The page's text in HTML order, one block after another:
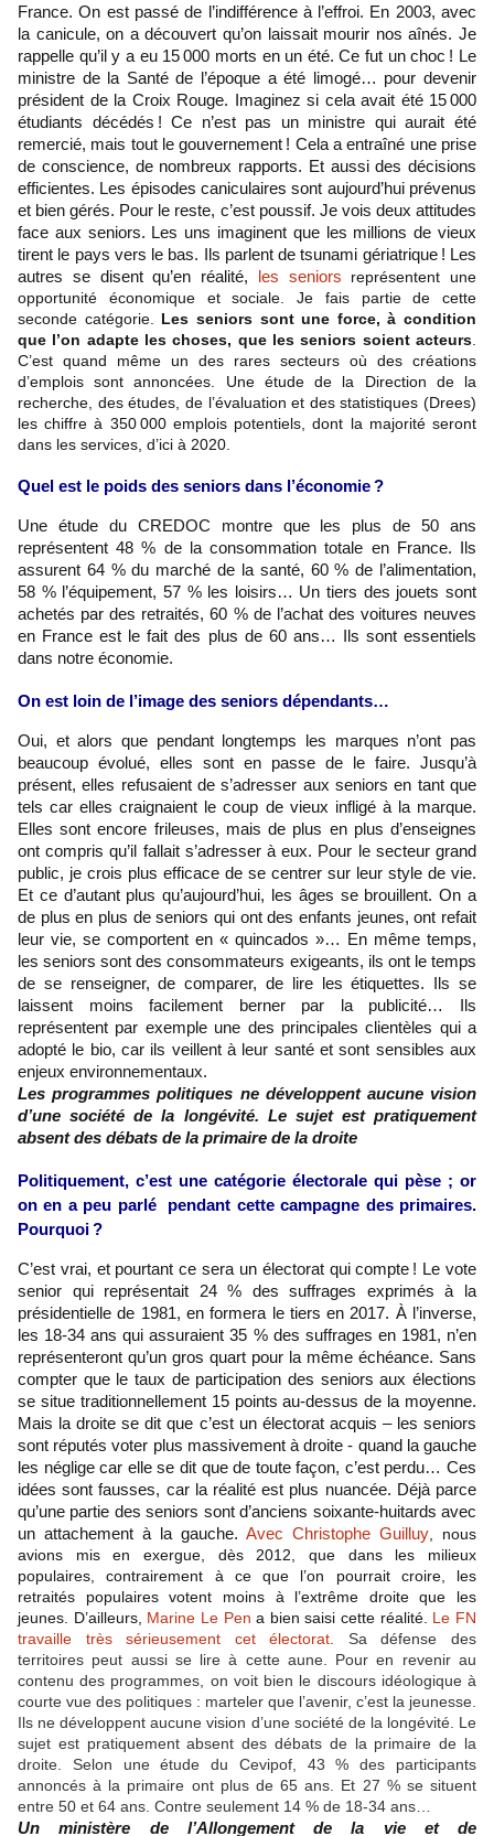
France. On est passé de l’indifférence à l’effroi. En 2003, avec
la canicule, on a découvert qu’on laissait mourir nos aînés. Je
rappelle qu’il y a eu 15 000 morts en un été. Ce fut un choc ! Le
ministre de la Santé de l’époque a été limogé… pour devenir
président de la Croix Rouge. Imaginez si cela avait été 15 000
étudiants décédés ! Ce n’est pas un ministre qui aurait été
remercié, mais tout le gouvernement ! Cela a entraîné une prise
de conscience, de nombreux rapports. Et aussi des décisions
efficientes. Les épisodes caniculaires sont aujourd’hui prévenus
et bien gérés. Pour le reste, c’est poussif. Je vois deux attitudes
face aux seniors. Les uns imaginent que les millions de vieux
tirent le pays vers le bas. Ils parlent de tsunami gériatrique ! Les
autres se disent qu’en réalité,
les seniors
représentent une
opportunité économique et sociale. Je fais partie de cette
seconde catégorie. Les seniors sont une force, à condition
que l’on adapte les choses, que les seniors soient acteurs
C’est quand même un des rares secteurs où des créations
d’emplois sont annoncées. Une étude de la Direction de la
recherche, des études, de l’évaluation et des statistiques (Drees)
les chiffre à 350 000 emplois potentiels, dont la majorité seront
dans les services, d’ici à 2020
Quel est le poids des seniors dans l’économie ?
Une étude du CREDOC montre que les plus de 50 ans
représentent 48 % de la consommation totale en France. Ils
assurent 64 % du marché de la santé, 60 % de l’alimentation,
58 % l’équipement, 57 % les loisirs… Un tiers des jouets sont
achetés par des retraités, 60 % de l’achat des voitures neuves
en France est le fait des plus de 60 ans… Ils sont essentiels
dans notre économie.
On est loin de l’image des seniors dépendants…
Oui, et alors que pendant longtemps les marques n’ont pas
beaucoup évolué, elles sont en passe de le faire. Jusqu’à
présent, elles refusaient de s’adresser aux seniors en tant que
tels car elles craignaient le coup de vieux infligé à la marque.
Elles sont encore frileuses, mais de plus en plus d’enseignes
ont compris qu’il fallait s’adresser à eux. Pour le secteur grand
public, je crois plus efficace de se centrer sur leur style de vie.
Et ce d’autant plus qu’aujourd’hui, les âges se brouillent. On a
de plus en plus de seniors qui ont des enfants jeunes, ont refait
leur vie, se comportent en « quincados »… En même temps,
les seniors sont des consommateurs exigeants, ils ont le temps
de se renseigner, de comparer, de lire les étiquettes. Ils se
laissent moins facilement berner par la publicité… Ils
représentent par exemple une des principales clientèles qui a
adopté le bio, car ils veillent à leur santé et sont sensibles aux
enjeux environnementaux.
Les programmes politiques ne développent aucune vision
d’une société de la longévité. Le sujet est pratiquement
absent des débats de la primaire de la droite
Politiquement, c’est une catégorie électorale qui pèse ; or
on en a peu parlé pendant cette campagne des primaires.
Pourquoi ?
C’est vrai, et pourtant ce sera un électorat qui compte ! Le vote
senior qui représentait 24 % des suffrages exprimés à la
présidentielle de 1981, en formera le tiers en 2017. À l’inverse,
les 18-34 ans qui assuraient 35 % des suffrages en 1981, n’en
représenteront qu’un gros quart pour la même échéance. Sans
compter que le taux de participation des seniors aux élections
se situe traditionnellement 15 points au-dessus de la moyenne.
Mais la droite se dit que c’est un électorat acquis – les seniors
sont réputés voter plus massivement à droite - quand la gauche
les néglige car elle se dit que de toute façon, c’est perdu… Ces
idées sont fausses, car la réalité est plus nuancée. Déjà parce
qu’une partie des seniors sont d’anciens soixante-huitards avec
un attachement à la gauche. Avec Christophe Guilluy , nous
avions mis en exergue, dès 2012, que dans les milieux
populaires, contrairement à ce que l’on pourrait croire, les
retraités populaires votent moins à l’extrême droite que les
jeunes. D’ailleurs, Marine Le Pena bien saisi cette réalité. Le FN
travaille très sérieusement cet électorat . Sa défense des
territoires peut aussi se lire à cette aune. Pour en revenir au
contenu des programmes, on voit bien le discours idéologique à
courte vue des politiques : marteler que l’avenir, c’est la jeunesse.
Ils ne développent aucune vision d’une société de la longévité. Le
sujet est pratiquement absent des débats de la primaire de la
droite. Selon une étude du Cevipof, 43 % des participants
annoncés à la primaire ont plus de 65 ans. Et 27 % se situent
entre 50 et 64 ans. Contre seulement 14 % de 18-34 ans…
Un ministère de l’Allongement de la vie et de